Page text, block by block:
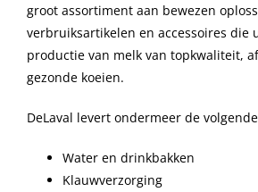
groot assortiment aan bewezen
verbruiksartikelen en accessoires die
productie van melk van topkwaliteit,
gezonde koeien.
DeLaval levert ondermeer de
Water en drinkbakken
Klauwverzorging